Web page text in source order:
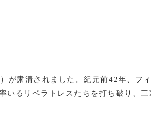
粛清されました。紀元前42年、フ
るリベラトレスたちを打ち破り、三